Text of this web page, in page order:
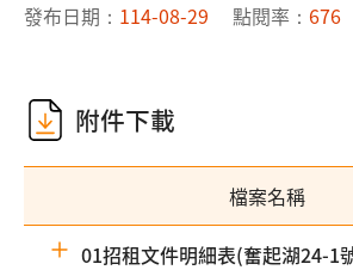
發布日期： 114-08-29 點閱率： 676
附件下載
檔案名稱
01招租文件明細表(奮起湖24-1